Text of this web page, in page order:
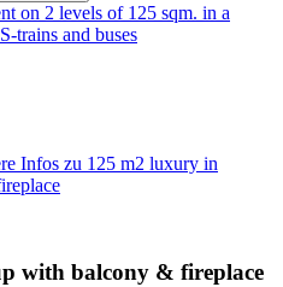
on 2 levels of 125 sqm. in a
trains and buses
Infos zu 125 m2 luxury in
with balcony & fireplace